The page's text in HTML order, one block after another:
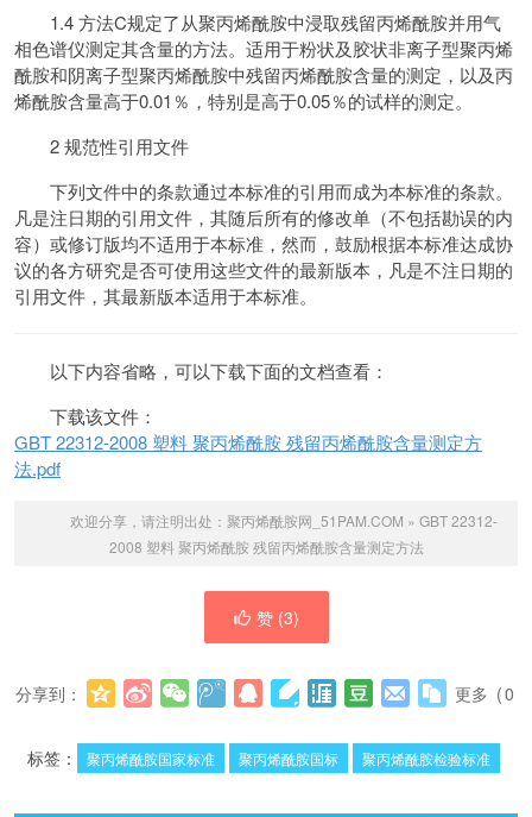
1.4 方法C规定了从聚丙烯酰胺中浸取残留丙烯酰胺并用气
相色谱仪测定其含量的方法。适用于粉状及胶状非离子型聚丙烯
酰胺和阴离子型聚丙烯酰胺中残留丙烯酰胺含量的测定，以及丙
烯酰胺含量高于0.01％，特别是高于0.05％的试样的测定。
2 规范性引用文件
下列文件中的条款通过本标准的引用而成为本标准的条款。
凡是注日期的引用文件，其随后所有的修改单（不包括勘误的内
容）或修订版均不适用于本标准，然而，鼓励根据本标准达成协
议的各方研究是否可使用这些文件的最新版本，凡是不注日期的
引用文件，其最新版本适用于本标准。
以下内容省略，可以下载下面的文档查看：
下载该文件：
GBT 22312-2008 塑料 聚丙烯酰胺 残留丙烯酰胺含量测定方
法.pdf
欢迎分享，请注明出处： 聚丙烯酰胺网_51PAM.COM » GBT 22312-
2008 塑料 聚丙烯酰胺 残留丙烯酰胺含量测定方法
赞 (3)
分享到： 更多 (0
标签：
聚丙烯酰胺国家标准 聚丙烯酰胺国标 聚丙烯酰胺检验标准